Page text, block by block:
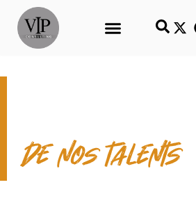
CONTACT & TEMPS
de nos talents